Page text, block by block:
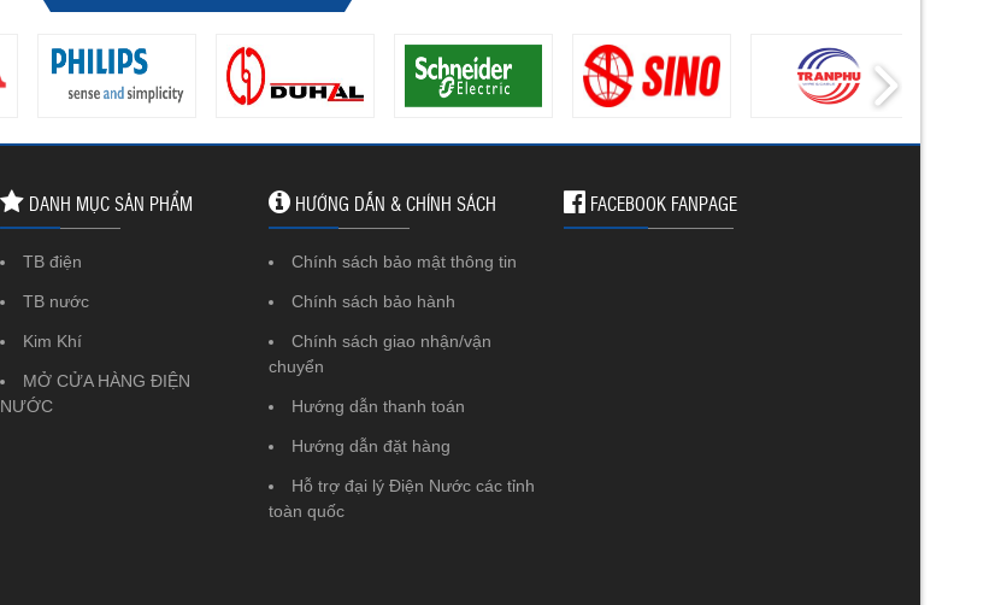
FACEBOOK FANPAGE
HƯỚNG DẪN & CHÍNH SÁCH
Chính sách bảo mật thông tin
Chính sách bảo hành
Chính sách giao nhận/vận
chuyển
Hướng dẫn thanh toán
Hướng dẫn đặt hàng
Hỗ trợ đại lý Điện Nước các tỉnh
toàn quốc
DANH MỤC SẢN PHẨM
TB điện
TB nước
Kim Khí
MỞ CỬA HÀNG ĐIỆN
NƯỚC